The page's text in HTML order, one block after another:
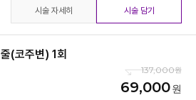
시술 자세히 시술 담기
(코주변) 1회
137,000
69,000